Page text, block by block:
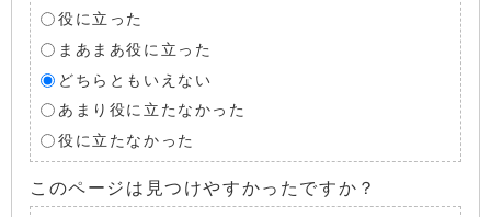
役に立った
まあまあ役に立った
どちらともいえない
あまり役に立たなかった
役に立たなかった
このページは見つけやすかったですか？